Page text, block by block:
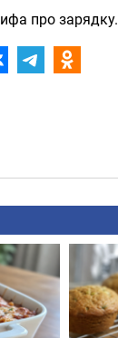
про зарядку.